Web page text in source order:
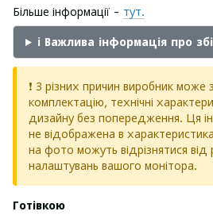
Більше інформації - тут.
ℹ️ Важлива інформація про
❗ З різних причин виробник може
комплектацію, технічні
дизайну без попередження. Ця
не відображена в
на фото можуть відрізнятися
налаштувань вашого монітора.
Готівкою